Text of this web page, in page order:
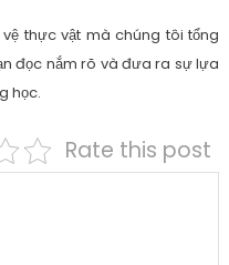
thực vật mà chúng tôi tổng
đọc nắm rõ và đưa ra sự lựa
học.
Rate this post